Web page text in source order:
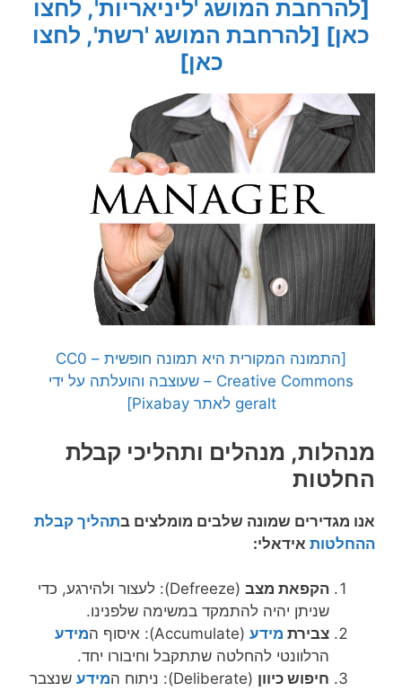
[להרחבת המושג 'ליניאריות', לחצו
כאן] [להרחבת המושג 'רשת', לחצו
כאן]
[התמונה המקורית היא תמונה חופשית – CC0
Creative Commons – שעוצבה והועלתה על ידי
geralt לאתר Pixabay]
מנהלות, מנהלים ותהליכי קבלת
החלטות
אנו מגדירים שמונה שלבים מומלצים בתהליך קבלת
ההחלטות אידאלי:
הקפאת מצב
(Defreeze): לעצור ולהירגע, כדי
שניתן יהיה להתמקד במשימה שלפנינו.
צבירת מידע (Accumulate): איסוף ה
מידע
הרלוונטי להחלטה שתתקבל וחיבורו יחד.
חיפוש כיוון (Deliberate): ניתוח ה מידע שנצבר